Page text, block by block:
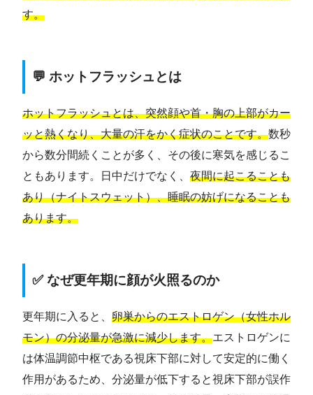
す。
💬 ホットフラッシュとは
ホットフラッシュとは、突然顔や首・胸の上部がカー
ッと熱くなり、大量の汗をかく症状のことです。数秒
から数分間続くことが多く、その後に寒気を感じるこ
ともあります。日中だけでなく、 夜間に起こることも
あり（ナイトスウェット）、睡眠の妨げになることも
あります。
✅ なぜ更年期に顔が火照るのか
更年期に入ると、 卵巣からのエストロゲン（女性ホル
モン）の分泌量が急激に減少します。エストロゲンに
は体温調節中枢である視床下部に対して安定的に働く
作用があるため、分泌量が低下すると視床下部が誤作